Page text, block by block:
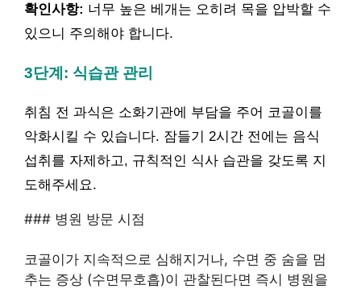
확인사항: 너무 높은 베개는 오히려 목을 압박할 수
있으니 주의해야 합니다.
3단계: 식습관 관리
취침 전 과식은 소화기관에 부담을 주어 코골이를
악화시킬 수 있습니다. 잠들기 2시간 전에는 음식
섭취를 자제하고, 규칙적인 식사 습관을 갖도록 지
도해주세요.
### 병원 방문 시점
코골이가 지속적으로 심해지거나, 수면 중 숨을 멈
추는 증상 (수면무호흡)이 관찰된다면 즉시 병원을